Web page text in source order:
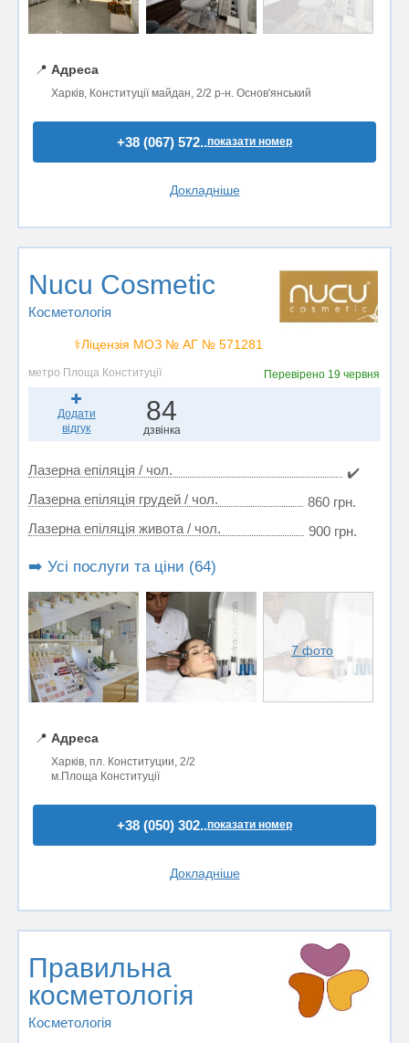
📍 Адреса
Харків, Конституції майдан, 2/2 р-н. Основ'янський
+38 (067) 572..показати номер
Докладніше
Nucu Cosmetic
Косметологія
⚕️Ліцензія МОЗ № АГ № 571281
метро Площа Конституції Перевірено 19 червня
Додати
відгук
84
дзвінка
Лазерна епіляція / чол.
✔️
Лазерна епіляція грудей / чол.
860 грн.
Лазерна епіляція живота / чол.
900 грн.
➡️ Усі послуги та ціни (64)
7 фото
📍 Адреса
Харків, пл. Конституции, 2/2
м.Площа Конституції
+38 (050) 302..показати номер
Докладніше
Правильна
косметологія
Косметологія